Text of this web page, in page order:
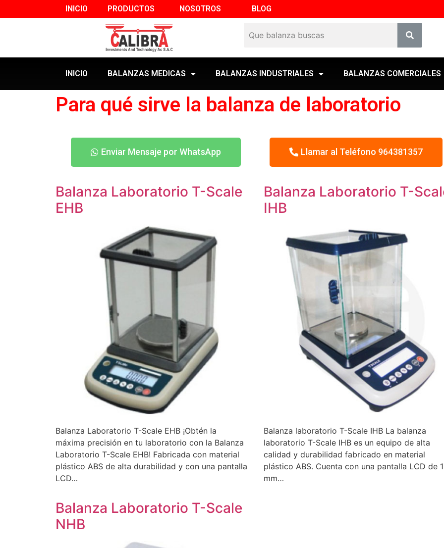
INICIO PRODUCTOS NOSOTROS BLOG
INICIO BALANZAS MEDICAS BALANZAS INDUSTRIALES BALANZAS COMERCIALES
Para qué sirve la balanza de laboratorio
Enviar Mensaje por WhatsApp Llamar al Teléfono 964381357
Balanza Laboratorio T-Scale
EHB
Balanza Laboratorio T-Scale EHB ¡Obtén la
máxima precisión en tu laboratorio con la Balanza
Laboratorio T-Scale EHB! Fabricada con material
plástico ABS de alta durabilidad y con una pantalla
LCD…
Balanza Laboratorio T-
IHB
Balanza laboratorio T-Scale IHB La balanza
laboratorio T-Scale IHB es un equipo de alta
calidad y durabilidad fabricado en material
plástico ABS. Cuenta con una pantalla LCD de
mm…
Balanza Laboratorio T-Scale
NHB